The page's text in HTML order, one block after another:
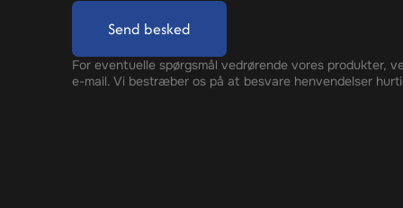
Send besked
For eventuelle spørgsmål vedrørende vores produkter,
e-mail. Vi bestræber os på at besvare henvendelser